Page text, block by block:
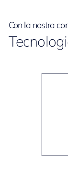
Con la nostra